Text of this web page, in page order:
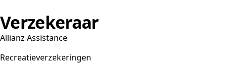
Verzekeraar
Allianz Assistance
Recreatieverzekeringen